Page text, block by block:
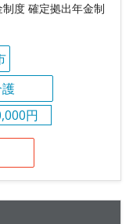
度 確定拠出年金制
円